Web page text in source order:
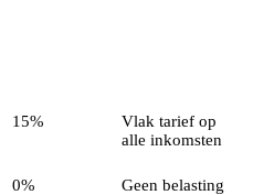
15%
Vlak tarief op
alle inkomsten
0% Geen belasting